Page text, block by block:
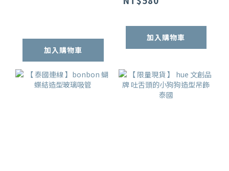
加入購物車
加入購物車